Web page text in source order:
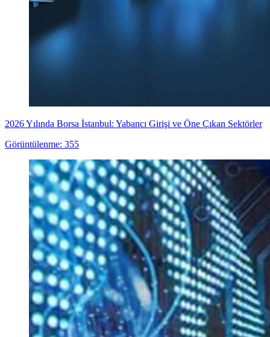
2026 Yılında Borsa İstanbul: Yabancı Girişi ve Öne Çıkan Sektörler
Görüntülenme: 355